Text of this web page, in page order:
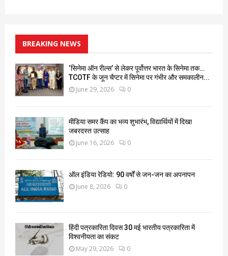
BREAKING NEWS
‘सिनेमा ऑन रील्स’ से लेकर पूर्वोत्तर भारत के सिनेमा तक…
TCOTF के जून चैप्टर में सिनेमा पर गंभीर और समकालीन...
June 29, 2026 0
मीडिया समर कैंप का भव्य शुभारंभ, विद्यार्थियों में दिखा
जबरदस्त उत्साह
June 16, 2026 0
ऑल इंडिया रेडियो: 90 वर्षों से जन-जन का अपनापन
June 8, 2026 0
हिंदी पत्रकारिता दिवस 30 मई भारतीय पत्रकारिता में
विश्वनीयता का संकट
May 29, 2026 0